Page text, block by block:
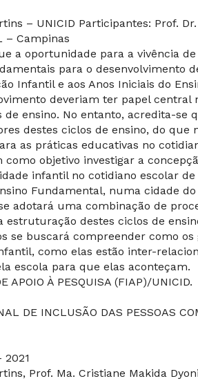
– UNICID Participantes: Prof.
– Campinas
a oportunidade para a vivência
para o desenvolvimento
Infantil e aos Anos Iniciais do
deveriam ter papel central
ensino. No entanto, acredita-se
destes ciclos de ensino, do que
as práticas educativas no
objetivo investigar a
infantil no cotidiano escolar
Fundamental, numa cidade
adotará uma combinação de
destes ciclos de
se buscará compreender como
como elas estão inter-
escola para que elas aconteçam.
À PESQUISA (FIAP)/UNICID.
DE INCLUSÃO DAS PESSOAS
2021
Prof. Ma. Cristiane Makida